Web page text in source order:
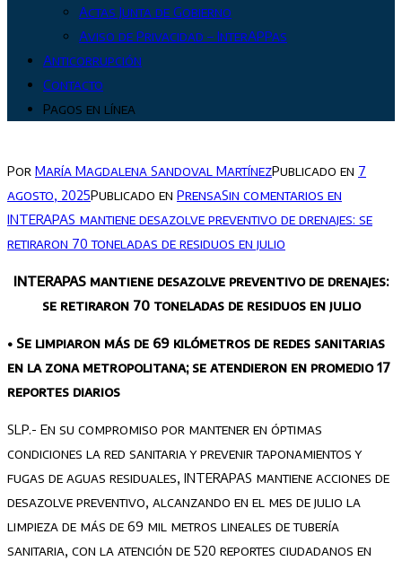
Actas Junta de Gobierno
Aviso de Privacidad – InterAPPas
Anticorrupción
Contacto
Pagos en línea
Por María Magdalena Sandoval MartínezPublicado en 7
agosto, 2025Publicado en PrensaSin comentarios en
INTERAPAS mantiene desazolve preventivo de drenajes: se
retiraron 70 toneladas de residuos en julio
INTERAPAS mantiene desazolve preventivo de drenajes:
se retiraron 70 toneladas de residuos en julio
• Se limpiaron más de 69 kilómetros de redes sanitarias
en la zona metropolitana; se atendieron en promedio 17
reportes diarios
SLP.- En su compromiso por mantener en óptimas
condiciones la red sanitaria y prevenir taponamientos y
fugas de aguas residuales, INTERAPAS mantiene acciones de
desazolve preventivo, alcanzando en el mes de julio la
limpieza de más de 69 mil metros lineales de tubería
sanitaria, con la atención de 520 reportes ciudadanos en